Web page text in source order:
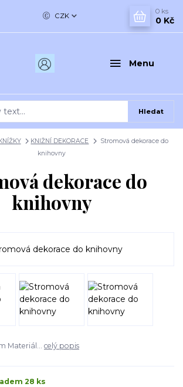
Menu
CZK
Hledat
0 ks
0 Kč
KNIŽNÍ DEKORACE
Stromová dekorace do
knihovny
dekorace do
knihovny
Materiál... celý popis
28 ks